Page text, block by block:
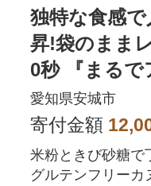
独特な食感で
昇!袋のまま
0秒 『まるで
ぜいたくカ
愛知県安城市
寄付金額
米粉ときび砂糖で
グルテンフリーカ